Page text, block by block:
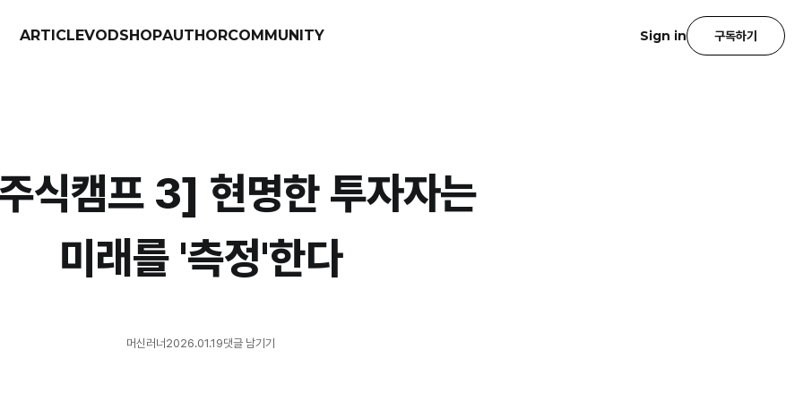
ARTICLEVODSHOPAUTHORCOMMUNITY Sign in 구독하기
식캠프 3] 현명한 투자자는
미래를 '측정'한다
머신러너 2026.01.19댓글 남기기